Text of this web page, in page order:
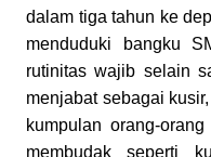
dalam tiga tahun ke
menduduki bangku
rutinitas wajib selain
menjabat sebagai
kumpulan orang-
membudak seperti